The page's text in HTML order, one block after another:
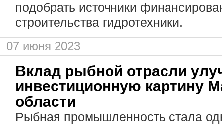
подобрать источники
строительства гидротехники.
07 июня 2023
Вклад рыбной отрасли
инвестиционную картину
области
Рыбная промышленность стала